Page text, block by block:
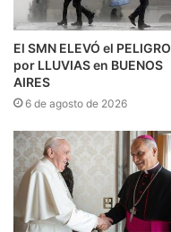
El SMN ELEVÓ el PELIGRO
por LLUVIAS en BUENOS
AIRES
6 de agosto de 2026